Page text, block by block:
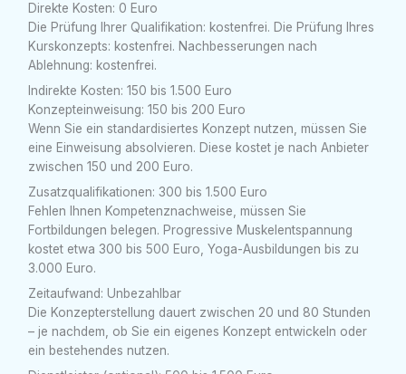
Direkte Kosten: 0 Euro
Die Prüfung Ihrer Qualifikation: kostenfrei. Die Prüfung Ihres
Kurskonzepts: kostenfrei. Nachbesserungen nach
Ablehnung: kostenfrei.
Indirekte Kosten: 150 bis 1.500 Euro
Konzepteinweisung: 150 bis 200 Euro
Wenn Sie ein standardisiertes Konzept nutzen, müssen Sie
eine Einweisung absolvieren. Diese kostet je nach Anbieter
zwischen 150 und 200 Euro.
Zusatzqualifikationen: 300 bis 1.500 Euro
Fehlen Ihnen Kompetenznachweise, müssen Sie
Fortbildungen belegen. Progressive Muskelentspannung
kostet etwa 300 bis 500 Euro, Yoga-Ausbildungen bis zu
3.000 Euro.
Zeitaufwand: Unbezahlbar
Die Konzepterstellung dauert zwischen 20 und 80 Stunden
– je nachdem, ob Sie ein eigenes Konzept entwickeln oder
ein bestehendes nutzen.